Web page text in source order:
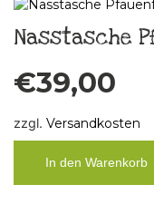
Nasstasche
€39,00
zzgl. Versandkosten
In den Warenkorb